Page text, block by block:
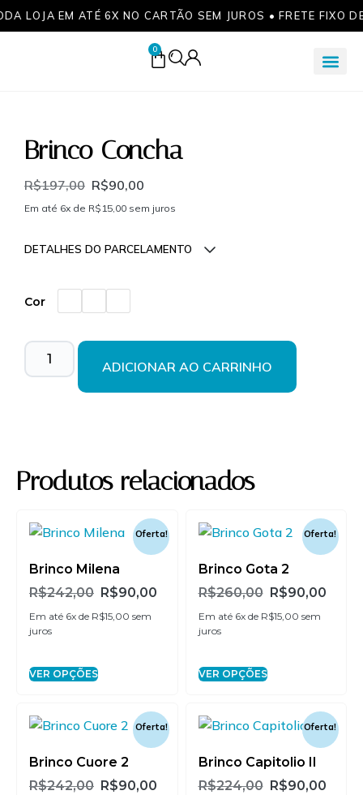
LOJA EM ATÉ 6X NO CARTÃO SEM JUROS • FRETE FIXO
0
Brinco Concha
R$197,00 R$90,00
Em até 6x de R$ 15,00 sem juros
DETALHES DO PARCELAMENTO
Parcelas:
1x deR$90,00sem
R$90,00
2x deR$45,00sem
R$90,00
juros
5x deR$18,00 R$ 90,00
6x de R$15,00sem
R$90,00
Cor
ADICIONAR AO CARRINHO
Produtos relacionados
Oferta!
Brinco Milena
R$242,00 R$90,00
Em até 6x de R$15,00 sem
juros
VER OPÇÕES
Oferta!
Brinco Gota 2
R$260,00 R$90,00
Em até 6x de R$15,00 sem
juros
VER OPÇÕES
Oferta!
Brinco Cuore 2
R$242,00 R$90,00
Oferta!
Brinco Capitolio II
R$224,00 R$90,00